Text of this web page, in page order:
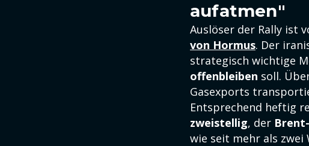
aufatmen"
Auslöser der Rally ist
von Hormus. Der
strategisch wichtige
offenbleiben soll.
Gasexports
Entsprechend heftig
zweistellig, der
wie seit mehr als zwei